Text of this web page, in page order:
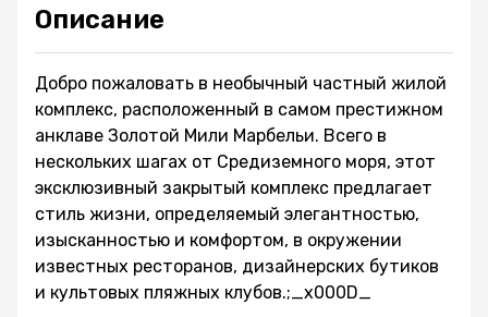
Описание
Добро пожаловать в необычный частный жилой
комплекс, расположенный в самом престижном
анклаве Золотой Мили Марбельи. Всего в
нескольких шагах от Средиземного моря, этот
эксклюзивный закрытый комплекс предлагает
стиль жизни, определяемый элегантностью,
изысканностью и комфортом, в окружении
известных ресторанов, дизайнерских бутиков
и культовых пляжных клубов.;_x000D_